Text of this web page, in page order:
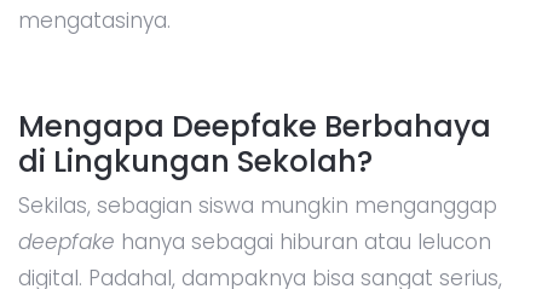
mengatasinya.
Mengapa Deepfake Berbahaya
di Lingkungan Sekolah?
Sekilas, sebagian siswa mungkin menganggap
deepfake hanya sebagai hiburan atau lelucon
digital. Padahal, dampaknya bisa sangat serius,